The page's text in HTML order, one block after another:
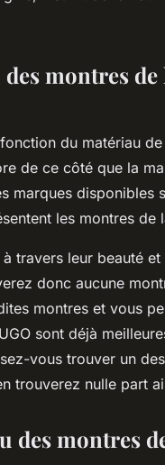
montres
du matériau de
de ce côté que la
marques disponibles
les montres de
travers leur beauté
donc aucune
montres et vous
sont déjà
vous trouver un
trouverez nulle part
des montres